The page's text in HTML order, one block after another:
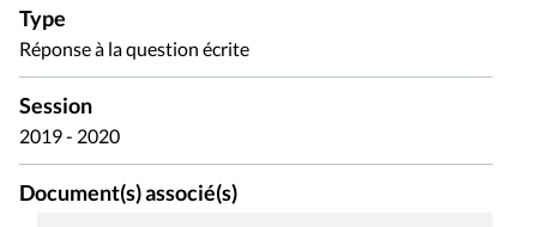
Type
Réponse à la question écrite
Session
2019 - 2020
Document(s) associé(s)